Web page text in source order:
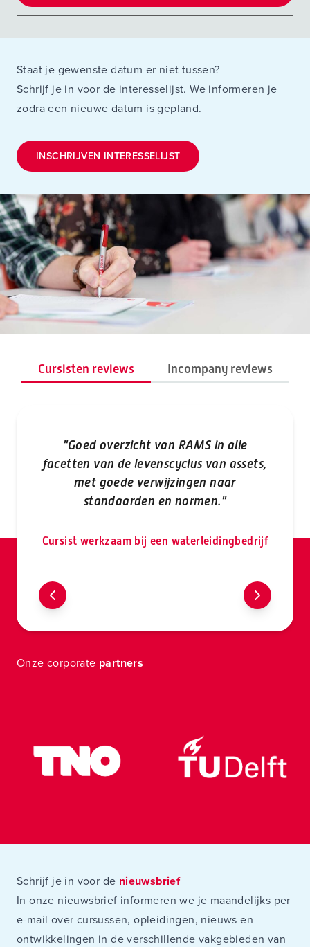
Staat je gewenste datum er niet tussen?
Schrijf je in voor de interesselijst. We informeren je
zodra een nieuwe datum is gepland.
INSCHRIJVEN INTERESSELIJST
Cursisten reviews Incompany reviews
"Goed overzicht van RAMS in alle
facetten van de levenscyclus van assets,
met goede verwijzingen naar
standaarden en normen."
Cursist werkzaam bij een waterleidingbedrijf
Onze corporate partners
Schrijf je in voor de nieuwsbrief
In onze nieuwsbrief informeren we je maandelijks per
e-mail over cursussen, opleidingen, nieuws en
ontwikkelingen in de verschillende vakgebieden van